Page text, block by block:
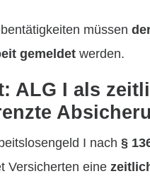
müssen
gemeldetwerden.
ALG I als
I nach §
Versicherten eine